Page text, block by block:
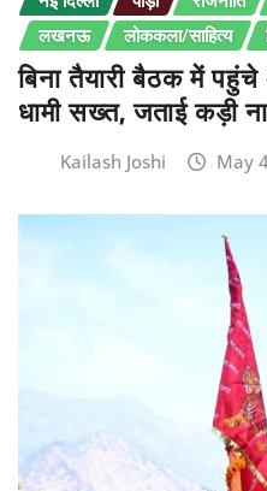
लखनऊ
लोककला/साहित्य
बिना तैयारी बैठक में
धामी सख्त, जताई कड़ी
Kailash Joshi May